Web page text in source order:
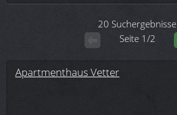
20 Suchergebnisse
Seite 1/2
Apartmenthaus Vetter